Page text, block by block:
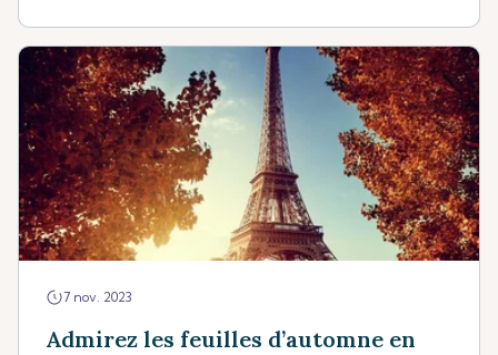
7 nov. 2023
Admirez les feuilles d’automne en